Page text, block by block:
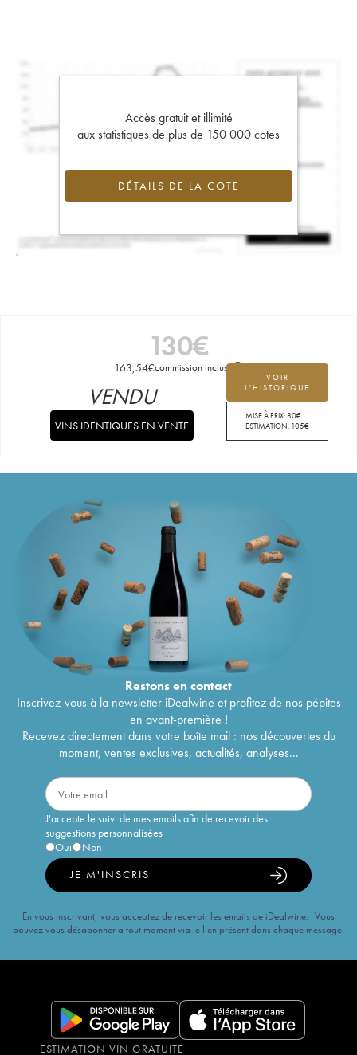
Accès gratuit et illimité
aux statistiques de plus de 150 000 cotes
DÉTAILS DE LA COTE
130€
163,54€commission incluse
VOIR
L'HISTORIQUE
MISE À PRIX:80€
ESTIMATION: 105€
VENDU
VINS IDENTIQUES EN VENTE
Restons encontact
Inscrivez-vous à la newsletter iDealwine et profitez de nos pépites
en avant-première !
Recevez directement dans votre boîte mail : nos découvertes du
moment, ventes exclusives, actualités, analyses...
J'accepte le suivi de mes emails afin de recevoir des
suggestions personnalisées
Oui
Non
JE M'INSCRIS
En vous inscrivant, vous acceptez de recevoir les emails de iDealwine. Vous
pouvez vous désabonner à tout moment via le lien présent dans chaque message.
ESTIMATION VIN GRATUITE